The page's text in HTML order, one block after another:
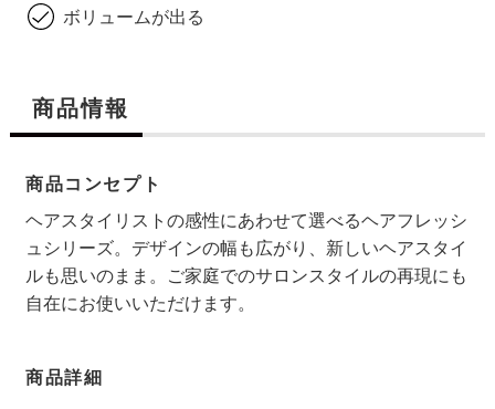
ボリュームが出る
商品情報
商品コンセプト
ヘアスタイリストの感性にあわせて選べるヘアフレッシ
ュシリーズ。デザインの幅も広がり、新しいヘアスタイ
ルも思いのまま。ご家庭でのサロンスタイルの再現にも
自在にお使いいただけます。
商品詳細